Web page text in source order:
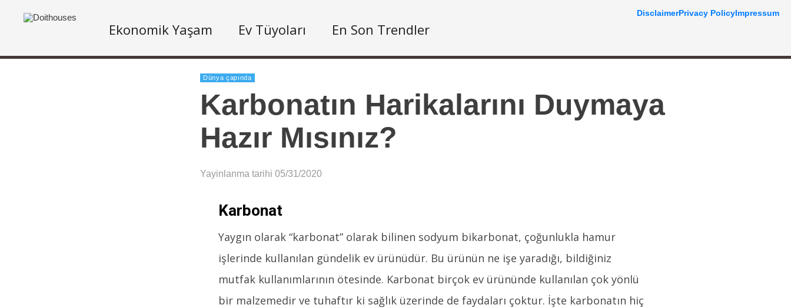
Ekonomik Yaşam Ev Tüyoları En Son Trendler
Dünya çapında
Karbonatın Harikalarını Duymaya
Hazır Mısınız?
Yayinlanma tarihi 05/31/2020
Karbonat
Yaygın olarak “karbonat” olarak bilinen sodyum bikarbonat, çoğunlukla hamur
işlerinde kullanılan gündelik ev ürünüdür. Bu ürünün ne işe yaradığı, bildiğiniz
mutfak kullanımlarının ötesinde. Karbonat birçok ev ürününde kullanılan çok yönlü
bir malzemedir ve tuhaftır ki sağlık üzerinde de faydaları çoktur. İşte karbonatın hiç
DisclaimerPrivacy PolicyImpressum